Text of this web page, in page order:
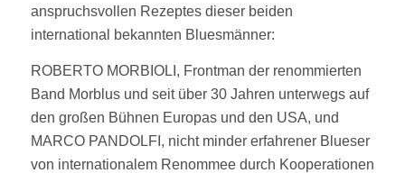
anspruchsvollen Rezeptes dieser beiden
international bekannten Bluesmänner:
ROBERTO MORBIOLI, Frontman der renommierten
Band Morblus und seit über 30 Jahren unterwegs auf
den großen Bühnen Europas und den USA, und
MARCO PANDOLFI, nicht minder erfahrener Blueser
von internationalem Renommee durch Kooperationen